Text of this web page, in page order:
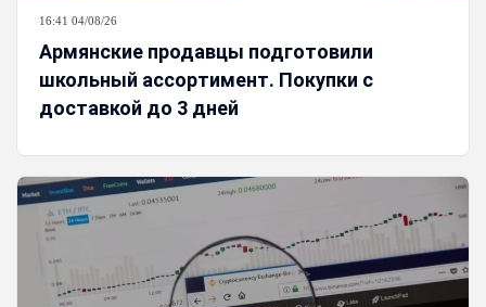
16:41 04/08/26
Армянские продавцы подготовили
школьный ассортимент. Покупки с
доставкой до 3 дней